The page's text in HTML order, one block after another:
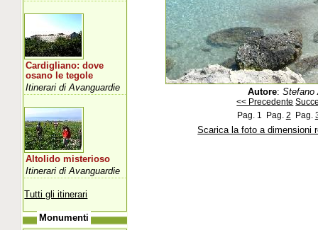
Autore: Stefano
<< Precedente
Pag. 1 Pag. 2 Pag.
Scarica la foto a dimensioni
Cardigliano: dove
osano le tegole
Itinerari di Avanguardie
Altolido misterioso
Itinerari di Avanguardie
Tutti gli itinerari
Monumenti